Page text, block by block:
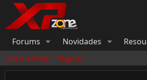
Forums Novidades
Latest activity Register